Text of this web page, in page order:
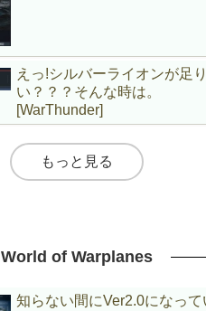
えっ!シルバーライオンが足
い？？？そんな時は。
[WarThunder]
もっと見る
World of Warplanes
知らない間にVer2.0になって